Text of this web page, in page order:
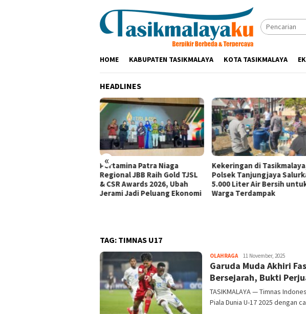
HOME KABUPATEN TASIKMALAYA KOTA TASIKMALAYA
HEADLINES
«
Pertamina Patra Niaga
Regional JBB Raih Gold TJSL
& CSR Awards 2026, Ubah
Jerami Jadi Peluang Ekonomi
Kekeringan di
Polsek Tanjungjaya
5.000 Liter Air Bersih
Warga Terdampak
TAG: TIMNAS U17
OLAHRAGATim
Redaksi
11 November, 2025
Garuda Muda Akhiri
Bersejarah, Bukti
TASIKMALAYA — Timnas
Piala Dunia U-17 2025 dengan